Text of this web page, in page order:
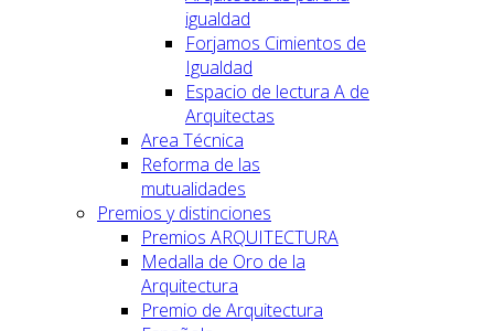
igualdad
Forjamos Cimientos de
Igualdad
Espacio de lectura A de
Arquitectas
Area Técnica
Reforma de las
mutualidades
Premios y distinciones
Premios ARQUITECTURA
Medalla de Oro de la
Arquitectura
Premio de Arquitectura